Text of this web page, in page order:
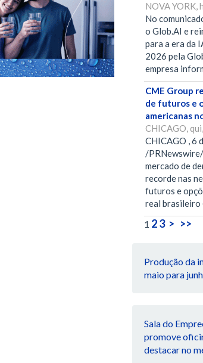
NOVA YORK,
No
o Glob.AI e
para a era da
2026 pela
empresa
CME Group
de futuros e
americanas
CHICAGO,
CHICAGO , 6
/
mercado de
recorde nas
futuros e
real brasileiro
1 23 > >>
Produção da
maio para
Sala do
promove
destacar no